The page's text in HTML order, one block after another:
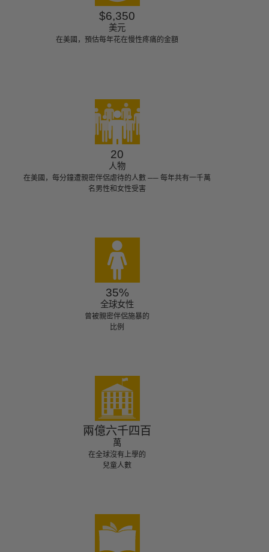
$6,350
美元
在美國，預估每年花在慢性疼痛的金額
20
人物
在美國，每分鐘遭親密伴侶虐待的人數 ── 每年共有一千萬
名男性和女性受害
35%
全球女性
曾被親密伴侶施暴的
比例
兩億六千四百
萬
在全球沒有上學的
兒童人數